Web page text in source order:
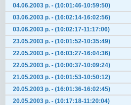
04.06.2003 р. - (10:01:46-10:59:50)
03.06.2003 р. - (16:02:14-16:02:56)
03.06.2003 р. - (10:02:17-11:17:06)
23.05.2003 р. - (10:01:52-10:35:49)
22.05.2003 р. - (16:03:27-16:04:36)
22.05.2003 р. - (10:00:37-10:09:24)
21.05.2003 р. - (10:01:53-10:50:12)
20.05.2003 р. - (16:01:36-16:02:45)
20.05.2003 р. - (10:17:18-11:20:04)